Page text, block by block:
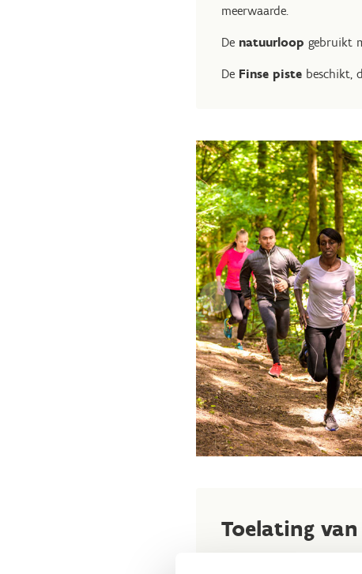
meerwaarde.
De natuurloop gebruikt
De Finse piste beschikt,
Toelating